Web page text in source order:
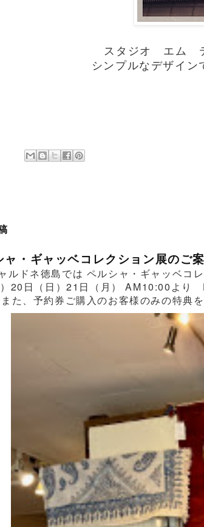
スタジオ エム
シンプルなデザイン
ャ・ギャッベコレクション展のご案
ルドネ徳島では ペルシャ・ギャッベ
20日（日）21日（月） AM10:00より
た、予約券ご購入のお客様のみの特典